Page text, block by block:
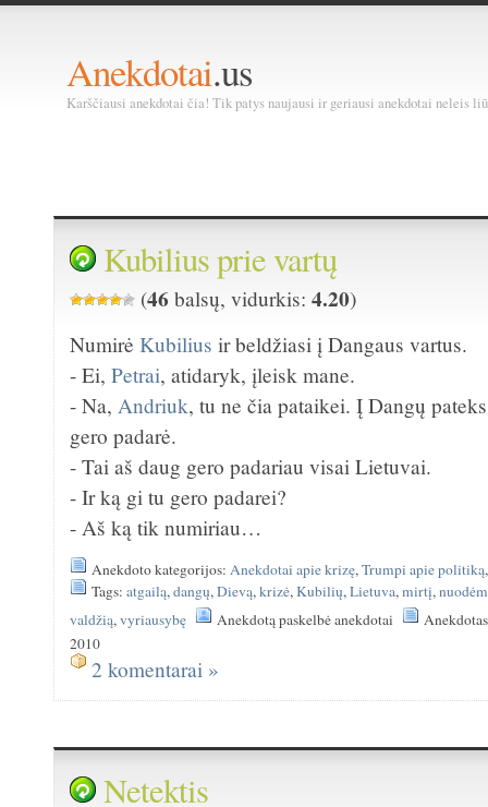
Anekdotai.us
Karščiausi anekdotai čia! Tik patys naujausi ir geriausi anekdotai neleis
Kubilius prie vartų
(46 balsų, vidurkis:4.20)
NumirėKubilius ir beldžiasi į Dangaus vartus.
- Ei,Petrai, atidaryk, įleisk mane.
- Na,Andriuk, tu ne čia pataikei. Į Dangų
gero padarė.
- Tai aš daug gero padariau visai Lietuvai.
- Ir ką gi tu gero padarei?
- Aš ką tik numiriau…
Anekdoto kategorijos:Anekdotai apie krizę,Trumpi apie politiką
Tags:atgailą,dangų,Dievą,krizė,Kubilių,Lietuva,mirtį,
valdžią,vyriausybę Anekdotą paskelbė anekdotai
2010
2 komentarai »
Netektis